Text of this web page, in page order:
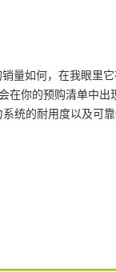
量如何，在我眼里
在你的预购清单中
统的耐用度以及可